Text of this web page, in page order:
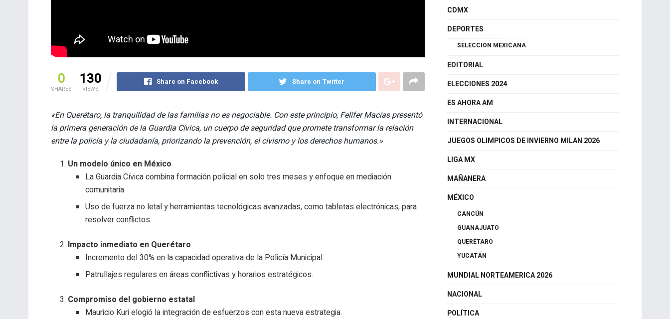
0
SHARES
130
VIEWS
Share on Facebook Share on Twitter
«En Querétaro, la tranquilidad de las familias no es negociable. Con este principio, Felifer Macías presentó
la primera generación de la Guardia Cívica, un cuerpo de seguridad que promete transformar la relación
entre la policía y la ciudadanía, priorizando la prevención, el civismo y los derechos humanos.»
Un modelo único en México
La Guardia Cívica combina formación policial en solo tres meses y enfoque en mediación
comunitaria.
Uso de fuerza no letal y herramientas tecnológicas avanzadas, como tabletas electrónicas, para
resolver conflictos.
Impacto inmediato en Querétaro
Incremento del 30% en la capacidad operativa de la Policía Municipal.
Patrullajes regulares en áreas conflictivas y horarios estratégicos.
Compromiso del gobierno estatal
Mauricio Kuri elogió la integración de esfuerzos con esta nueva estrategia.
Es Ahora Querétaro
CDMX
DEPORTES
SELECCION MEXICANA
EDITORIAL
ELECCIONES 2024
ES AHORA AM
INTERNACIONAL
JUEGOS OLIMPICOS DE INVIERNO MILAN 2026
LIGA MX
MAÑANERA
MÉXICO
QUERÉTARO
YUCATÁN
MUNDIAL NORTEAMERICA 2026